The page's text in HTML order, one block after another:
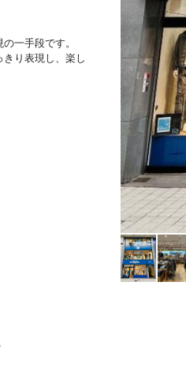
一手段です。
り表現し、楽し